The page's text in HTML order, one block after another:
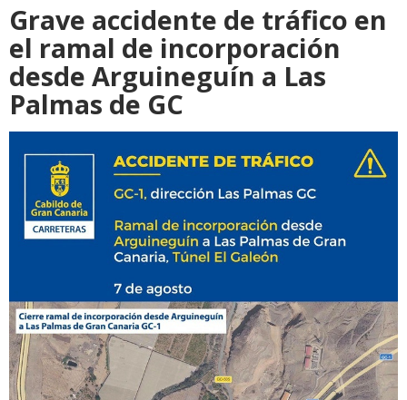
Grave accidente de tráfico en
el ramal de incorporación
desde Arguineguín a Las
Palmas de GC